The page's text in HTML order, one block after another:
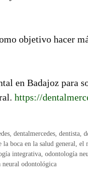
objetivo hacer
en Badajoz para
https://
, dentalmercedes, dentista,
la boca en la salud general, el
integrativa, odontología
neural odontológica